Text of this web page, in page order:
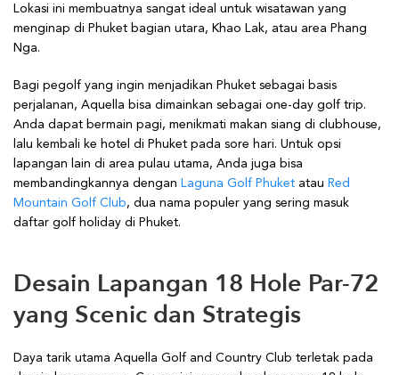
Lokasi ini membuatnya sangat ideal untuk wisatawan yang
menginap di Phuket bagian utara, Khao Lak, atau area Phang
Nga.
Bagi pegolf yang ingin menjadikan Phuket sebagai basis
perjalanan, Aquella bisa dimainkan sebagai one-day golf trip.
Anda dapat bermain pagi, menikmati makan siang di clubhouse,
lalu kembali ke hotel di Phuket pada sore hari. Untuk opsi
lapangan lain di area pulau utama, Anda juga bisa
membandingkannya dengan Laguna Golf Phuket atau Red
Mountain Golf Club, dua nama populer yang sering masuk
daftar golf holiday di Phuket.
Desain Lapangan 18 Hole Par-72
yang Scenic dan Strategis
Daya tarik utama Aquella Golf and Country Club terletak pada